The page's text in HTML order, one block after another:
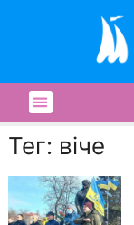
Тег: віче